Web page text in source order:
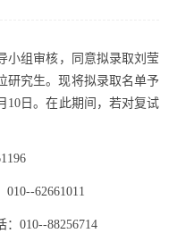
小组审核，同意拟录取刘莹
研究生。现将拟录取名单予
10 日。在此期间，若对复试
010--62661011
010--88256714